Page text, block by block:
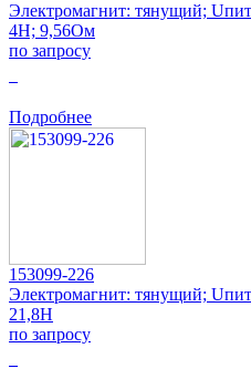
Электромагнит: тянущий;
4Н; 9,56Ом
по запросу
Подробнее
153099-226
Электромагнит: тянущий;
21,8Н
по запросу